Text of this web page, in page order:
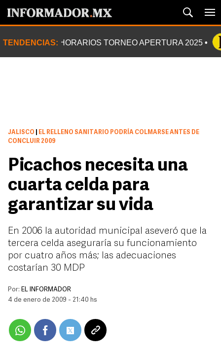
TENDENCIAS: HORARIOS TORNEO APERTURA 2025
JALISCO
EL RELLENO SANITARIO PODRÍA COLMARSE ANTES DE
CONCLUIR 2009
Picachos necesita una
cuarta celda para
garantizar su vida
En 2006 la autoridad municipal aseveró que la
tercera celda aseguraría su funcionamiento
por cuatro años más; las adecuaciones
costarían 30 MDP
Por: EL INFORMADOR
4 de enero de 2009 - 21:40 hs